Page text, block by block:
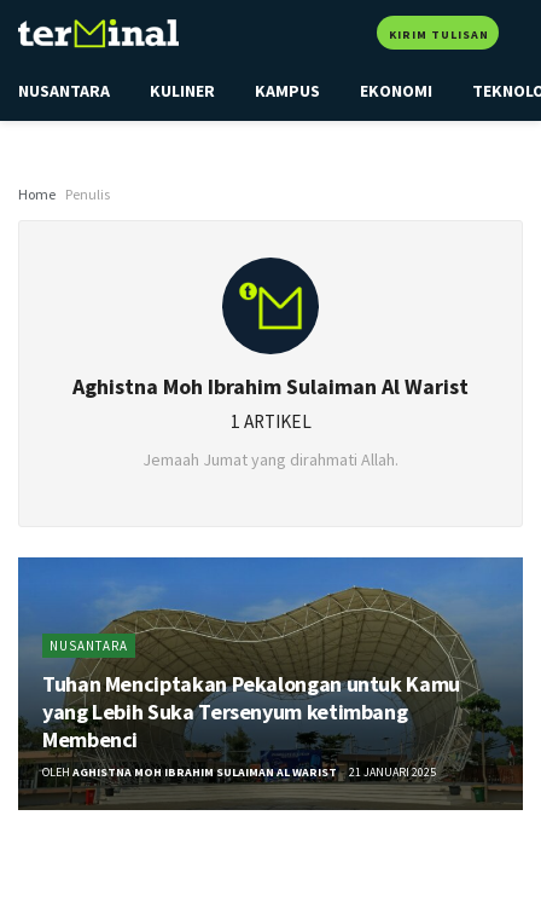
KIRIM TULISAN
NUSANTARA KULINER KAMPUS EKONOMI
Home Penulis
Aghistna Moh Ibrahim Sulaiman Al Warist
1 ARTIKEL
Jemaah Jumat yang dirahmati Allah.
NUSANTARA
Tuhan Menciptakan Pekalongan untuk Kamu
yang Lebih Suka Tersenyum ketimbang
Membenci
OLEH AGHISTNA MOH IBRAHIM SULAIMAN AL WARIST 21 JANUARI 2025